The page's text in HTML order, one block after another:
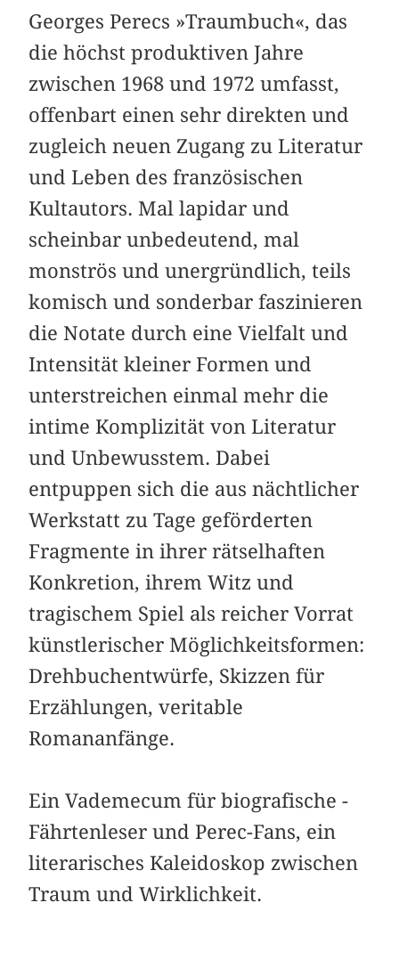
Georges Perecs »Traumbuch«, das
die höchst produktiven Jahre
zwischen 1968 und 1972 umfasst,
offenbart einen sehr direkten und
zugleich neuen Zugang zu Literatur
und Leben des französischen
Kultautors. Mal lapidar und
scheinbar unbedeutend, mal
monströs und unergründlich, teils
komisch und sonderbar faszinieren
die Notate durch eine Vielfalt und
Intensität kleiner Formen und
unterstreichen einmal mehr die
intime Komplizität von Literatur
und Unbewusstem. Dabei
entpuppen sich die aus nächtlicher
Werkstatt zu Tage geförderten
Fragmente in ihrer rätselhaften
Konkretion, ihrem Witz und
tragischem Spiel als reicher Vorrat
künstlerischer Möglichkeitsformen:
Drehbuchentwürfe, Skizzen für
Erzählungen, ­veritable
Romananfänge.
Ein Vademecum für biografische ­
Fährtenleser und Perec-Fans, ein
literarisches Kaleidoskop zwischen
Traum und Wirklichkeit.